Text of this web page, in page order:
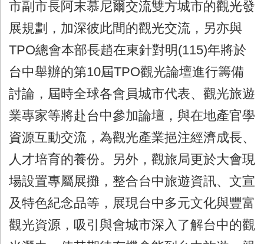
市副市長阿末慕尼爾交流雙方城市的觀光發
展規劃，加深彼此間的觀光交流，另亦與
TPO總會本部長趙在東針對明(115)年將於
台中舉辦的第10屆TPO觀光論壇進行籌備
討論，屆時全球各會員城市代表、觀光旅遊
業專家等將赴台中參加論壇，與在地產官學
資源互動交流，為觀光產業挹注經濟成長、
人才培育的養份。另外，觀旅局更於大會現
場設置專屬展攤，整合台中旅遊資訊、文宣
及特色紀念品等，展現台中多元文化與豐富
觀光資源，吸引與會城市深入了解台中的觀